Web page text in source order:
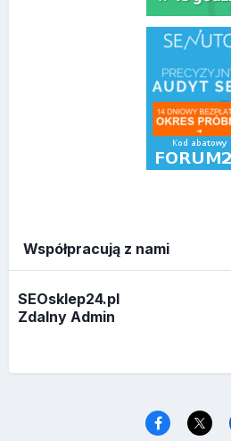
Współpracują z nami
SEOsklep24.pl
Zdalny Admin